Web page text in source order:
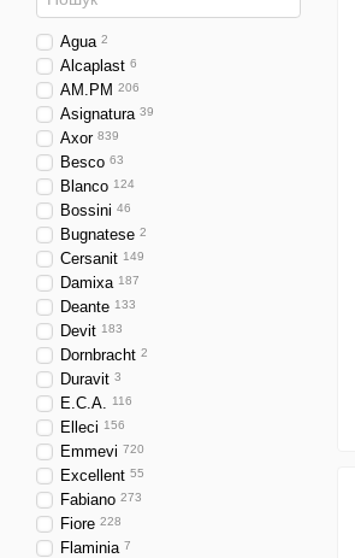
Agua 2
Alcaplast 6
AM.PM 206
Asignatura 39
Axor 839
Besco 63
Blanco 124
Bossini 46
Bugnatese 2
Cersanit 149
Damixa 187
Deante 133
Devit 183
Dornbracht 2
Duravit 3
E.C.A. 116
Elleci 156
Emmevi 720
Excellent 55
Fabiano 273
Fiore 228
Flaminia 7